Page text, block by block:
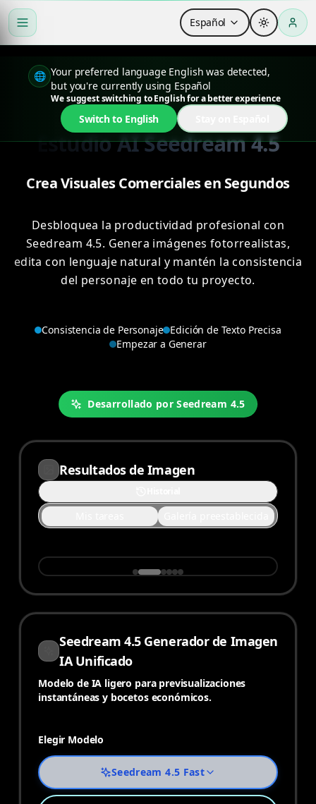
Español
🌐 Your preferred language English was detected,
but you're currently using Español
We suggest switching to English for a better experience
Switch to English
Estudio AI Seedream 4.5
Crea Visuales Comerciales en Segundos
Desbloquea la productividad profesional con
Seedream 4.5. Genera imágenes fotorrealistas,
edita con lenguaje natural y mantén la consistencia
del personaje en todo tu proyecto.
Consistencia de Personaje Edición de Texto Precisa
Empezar a Generar
Desarrollado por Seedream 4.5
Seedream 4.5 Generador de Imagen
IA Unificado
Modelo de IA ligero para previsualizaciones
instantáneas y bocetos económicos.
Elegir Modelo
Seedream 4.5 Fast
Resultados de Imagen